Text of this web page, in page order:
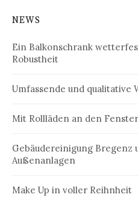
NEWS
Ein Balkonschrank
Robustheit
Umfassende und qualitative
Mit Rollläden an den
Gebäudereinigung Bregenz
Außenanlagen
Make Up in voller Reihnheit